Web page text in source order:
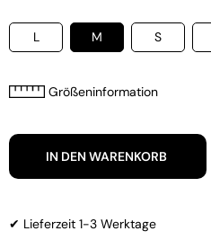
L M S
Größeninformation
IN DEN WARENKORB
✔ Lieferzeit 1-3 Werktage